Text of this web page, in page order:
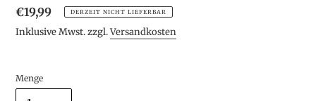
Normaler
Preis
€19,99 DERZEIT NICHT LIEFERBAR
Inklusive Mwst. zzgl.Versandkosten
Menge